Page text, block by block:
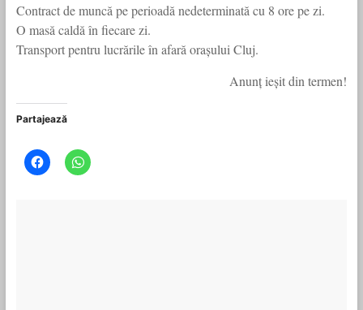
Contract de muncă pe perioadă nedeterminată cu 8 ore pe zi.
O masă caldă în fiecare zi.
Transport pentru lucrările în afară orașului Cluj.
Anunţ ieşit din termen!
Partajează